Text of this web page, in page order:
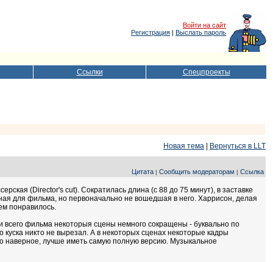
Войти на сайт
Регистрация | Выслать пароль
Ссылки Спецпроекты
Новая тема Вернуться в LLT
Цитата | Сообщить модераторам | Ссылка
(Director's cut). Сократилась длина (с 88 до 75 минут), в заставке
для фильма, но первоначально не вошедшая в него. Харрисон, делая
понравилось.
фильма некоторыя сцены немного сокращены - буквально по
куска никто не вырезал. А в некоторых сценах некоторые кадры
наверное, лучше иметь самую полную версию. Музыкальное